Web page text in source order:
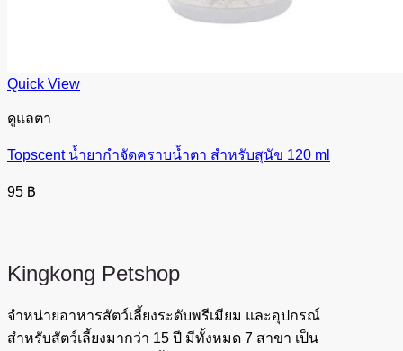
Quick View
ดูแลตา
Topscent น้ำยากำจัดคราบน้ำตา สำหรับสุนัข 120 ml
95 ฿
Kingkong Petshop
จำหน่ายอาหารสัตว์เลี้ยงระดับพรีเมียม และอุปกรณ์
สำหรับสัตว์เลี้ยงมากว่า 15 ปี มีทั้งหมด 7 สาขา เป็น